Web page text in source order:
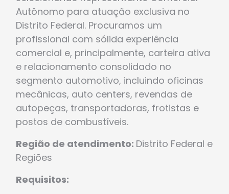
Autônomo para atuação exclusiva no
Distrito Federal. Procuramos um
profissional com sólida experiência
comercial e, principalmente, carteira ativa
e relacionamento consolidado no
segmento automotivo, incluindo oficinas
mecânicas, auto centers, revendas de
autopeças, transportadoras, frotistas e
postos de combustíveis.
Região de atendimento: Distrito Federal e
Regiões
Requisitos: